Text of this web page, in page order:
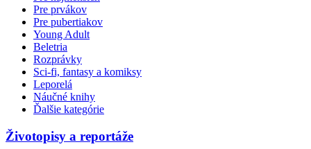
Pre prvákov
Pre pubertiakov
Young Adult
Beletria
Rozprávky
Sci-fi, fantasy a komiksy
Leporelá
Náučné knihy
Ďalšie kategórie
Životopisy a reportáže